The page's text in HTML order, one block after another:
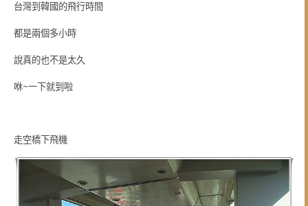
台灣到韓國的飛行時間
都是兩個多小時
說真的也不是太久
咻~一下就到啦
走空橋下飛機